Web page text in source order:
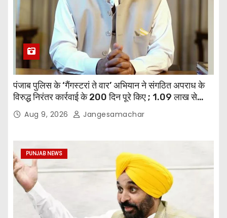
पंजाब पुलिस के ‘गैंगस्टरां ते वार’ अभियान ने संगठित अपराध के
विरुद्ध निरंतर कार्रवाई के 200 दिन पूरे किए ; 1.09 लाख से
अधिक छापेमारियाँ कीं, 1,532 घोषित अपराधी गिरफ़्तार किए
Aug 9, 2026 Jangesamachar
PUNJAB NEWS